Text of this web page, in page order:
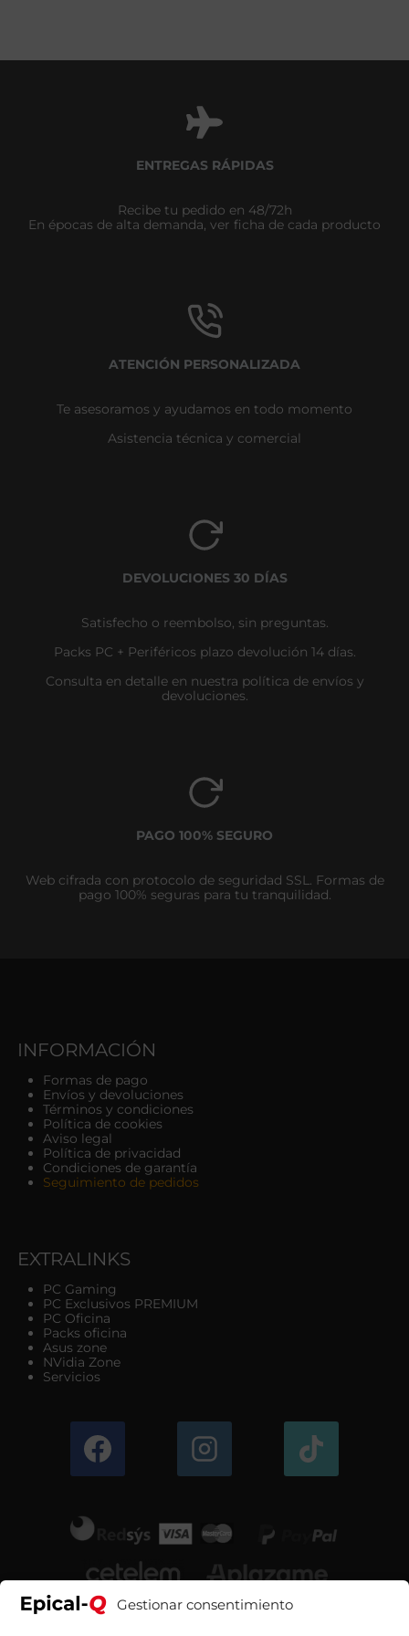
Gestionar consentimiento
ENTREGAS RÁPIDAS
Recibe tu pedido en 48/72h
En épocas de alta demanda, ver ficha de cada producto
ATENCIÓN PERSONALIZADA
Te asesoramos y ayudamos en todo momento
Asistencia técnica y comercial
DEVOLUCIONES 30 DÍAS
Satisfecho o reembolso, sin preguntas.
Packs PC + Periféricos plazo devolución 14 días.
Consulta en detalle en nuestra política de envíos y
devoluciones.
PAGO 100% SEGURO
Web cifrada con protocolo de seguridad SSL. Formas de
pago 100% seguras para tu tranquilidad.
INFORMACIÓN
Formas de pago
Envíos y devoluciones
Términos y condiciones
Política de cookies
Aviso legal
Política de privacidad
Condiciones de garantía
Seguimiento de pedidos
EXTRALINKS
PC Gaming
PC Exclusivos PREMIUM
PC Oficina
Packs oficina
Asus zone
NVidia Zone
Servicios